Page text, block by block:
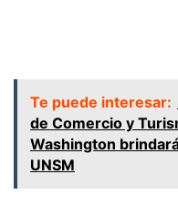
Te puede interesar:
de Comercio y
Washington
UNSM